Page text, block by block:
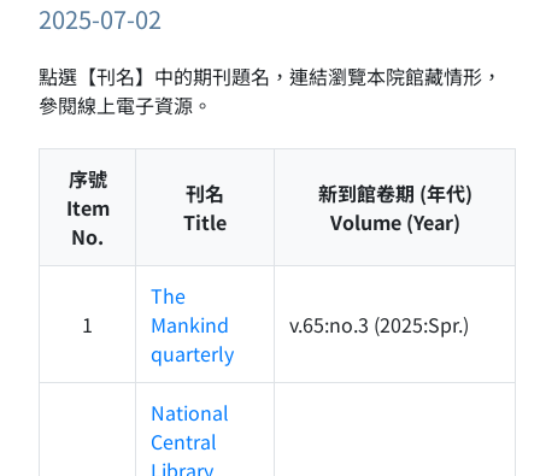
2025-07-02
點選【刊名】中的期刊題名，連結瀏覽本院館藏情形，
參閱線上電子資源。
序號
Item
No.
刊名
Title
新到館卷期 (年代)
Volume (Year)
1
The
Mankind
quarterly
v.65:no.3 (2025:Spr.)
National
Central
Library